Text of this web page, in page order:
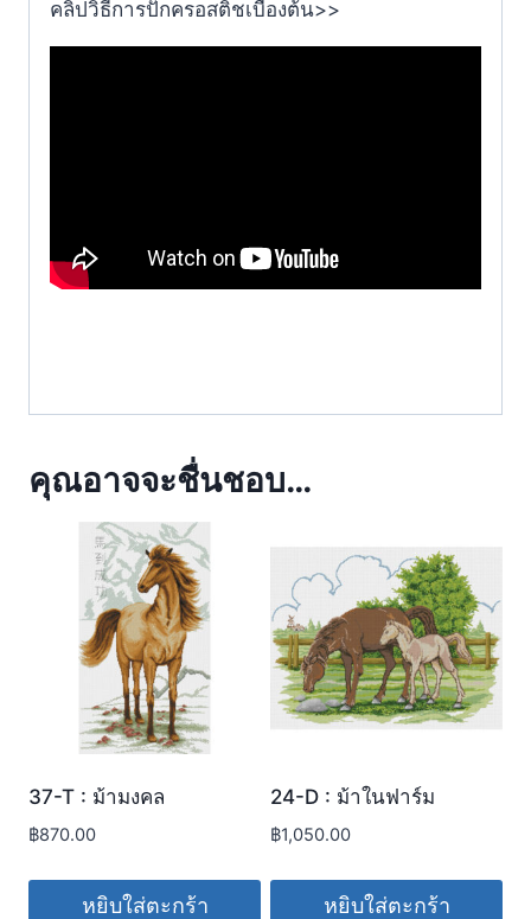
คลิปวิธีการปักครอสติชเบื้องต้น>>
คุณอาจจะชื่นชอบ…
37-T : ม้ามงคล
฿870.00
หยิบใส่ตะกร้า
24-D : ม้าในฟาร์ม
฿1,050.00
หยิบใส่ตะกร้า